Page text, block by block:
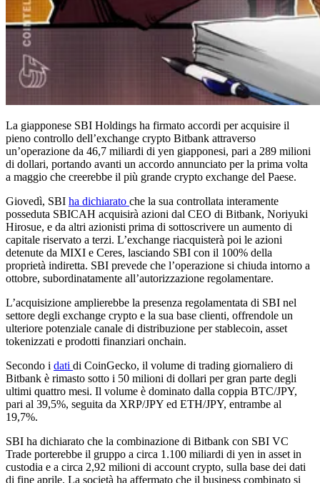
La giapponese SBI Holdings ha firmato accordi per acquisire il
pieno controllo dell’exchange crypto Bitbank attraverso
un’operazione da 46,7 miliardi di yen giapponesi, pari a 289 milioni
di dollari, portando avanti un accordo annunciato per la prima volta
a maggio che creerebbe il più grande crypto exchange del Paese.
Giovedì, SBI ha dichiarato che la sua controllata interamente
posseduta SBICAH acquisirà azioni dal CEO di Bitbank, Noriyuki
Hirosue, e da altri azionisti prima di sottoscrivere un aumento di
capitale riservato a terzi. L’exchange riacquisterà poi le azioni
detenute da MIXI e Ceres, lasciando SBI con il 100% della
proprietà indiretta. SBI prevede che l’operazione si chiuda intorno a
ottobre, subordinatamente all’autorizzazione regolamentare.
L’acquisizione amplierebbe la presenza regolamentata di SBI nel
settore degli exchange crypto e la sua base clienti, offrendole un
ulteriore potenziale canale di distribuzione per stablecoin, asset
tokenizzati e prodotti finanziari onchain.
Secondo i dati di CoinGecko, il volume di trading giornaliero di
Bitbank è rimasto sotto i 50 milioni di dollari per gran parte degli
ultimi quattro mesi. Il volume è dominato dalla coppia BTC/JPY,
pari al 39,5%, seguita da XRP/JPY ed ETH/JPY, entrambe al
19,7%.
SBI ha dichiarato che la combinazione di Bitbank con SBI VC
Trade porterebbe il gruppo a circa 1.100 miliardi di yen in asset in
custodia e a circa 2,92 milioni di account crypto, sulla base dei dati
di fine aprile. La società ha affermato che il business combinato si